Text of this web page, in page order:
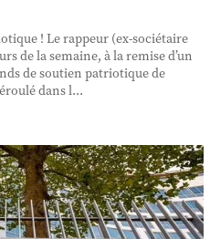
! Le rappeur (ex-sociétaire
de la semaine, à la remise d’un
de soutien patriotique de
dans l...